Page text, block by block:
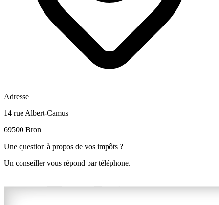
Adresse
14 rue Albert-Camus
69500 Bron
Une question à propos de vos impôts ?
Un conseiller vous répond par téléphone.